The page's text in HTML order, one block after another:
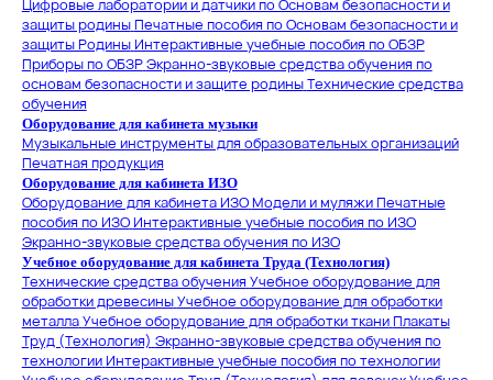
Цифровые лаборатории и датчики по Основам безопасности и
защиты родиныПечатные пособия по Основам безопасности и
защиты Родины Интерактивные учебные пособия по ОБЗР
Приборы по ОБЗРЭкранно-звуковые средства обучения по
основам безопасности и защите родиныТехнические средства
обучения
Оборудование для кабинета музыки
Музыкальные инструменты для образовательных организаций
Печатная продукция
Оборудование для кабинета ИЗО
Оборудование для кабинета ИЗОМодели и муляжиПечатные
пособия по ИЗО Интерактивные учебные пособия по ИЗО
Экранно-звуковые средства обучения по ИЗО
Учебное оборудование для кабинета Труда (Технология)
Технические средства обученияУчебное оборудование для
обработки древесиныУчебное оборудование для обработки
металлаУчебное оборудование для обработки тканиПлакаты
Труд (Технология) Экранно-звуковые средства обучения по
технологии Интерактивные учебные пособия по технологии